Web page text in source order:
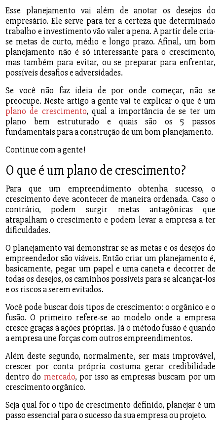
Esse planejamento vai além de anotar os desejos do
empresário. Ele serve para ter a certeza que determinado
trabalho e investimento vão valer a pena. A partir dele cria-
se metas de curto, médio e longo prazo. Afinal, um bom
planejamento não é só interessante para o crescimento,
mas também para evitar, ou se preparar para enfrentar,
possíveis desafios e adversidades.
Se você não faz ideia de por onde começar, não se
preocupe. Neste artigo a gente vai te explicar o que é um
plano de crescimento, qual a importância de se ter um
plano bem estruturado e quais são os 5 passos
fundamentais para a construção de um bom planejamento.
Continue com a gente!
O que é um plano de crescimento?
Para que um empreendimento obtenha sucesso, o
crescimento deve acontecer de maneira ordenada. Caso o
contrário, podem surgir metas antagônicas que
atrapalham o crescimento e podem levar a empresa a ter
dificuldades.
O planejamento vai demonstrar se as metas e os desejos do
empreendedor são viáveis. Então criar um planejamento é,
basicamente, pegar um papel e uma caneta e decorrer de
todas os desejos, os caminhos possíveis para se alcançar-los
e os riscos a serem evitados.
Você pode buscar dois tipos de crescimento: o orgânico e o
fusão. O primeiro refere-se ao modelo onde a empresa
cresce graças à ações próprias. Já o método fusão é quando
a empresa une forças com outros empreendimentos.
Além deste segundo, normalmente, ser mais improvável,
crescer por conta própria costuma gerar credibilidade
dentro do mercado, por isso as empresas buscam por um
crescimento orgânico.
Seja qual for o tipo de crescimento definido, planejar é um
passo essencial para o sucesso da sua empresa ou projeto.